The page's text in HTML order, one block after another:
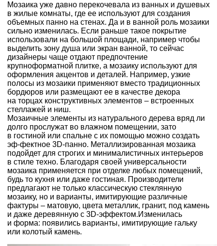
Мозаика уже давно перекочевала из ванных и душевых
в жилые комнаты, где ее используют для создания
объемных панно на стенах. Да и в ванной роль мозаики
сильно изменилась. Если раньше такое покрытие
использовали на большой площади, например чтобы
выделить зону душа или экран ванной, то сейчас
дизайнеры чаще отдают предпочтение
крупноформатной плитке, а мозаику используют для
оформления акцентов и деталей. Например, узкие
полосы из мозаики применяют вместо традиционных
бордюров или размещают ее в качестве декора
на торцах конструктивных элементов – встроенных
стеллажей и ниш.
Мозаичные элементы из натурального дерева вряд ли
долго прослужат во влажном помещении, зато
в гостиной или спальне с их помощью можно создать
эф-фектное 3D-панно. Металлизированная мозаика
подойдет для строгих и минималистичных интерьеров
в стиле техно. Благодаря своей универсальности
мозаика применяется при отделке любых помещений,
будь то кухня или даже гостиная. Производители
предлагают не только классическую стеклянную
мозаику, но и варианты, имитирующие различные
фактуры – матовую, цвета металлик, гранит, под камень
и даже деревянную с 3D-эффектом.Изменилась
и форма: появились варианты, имитирующие гальку
или колотый камень.